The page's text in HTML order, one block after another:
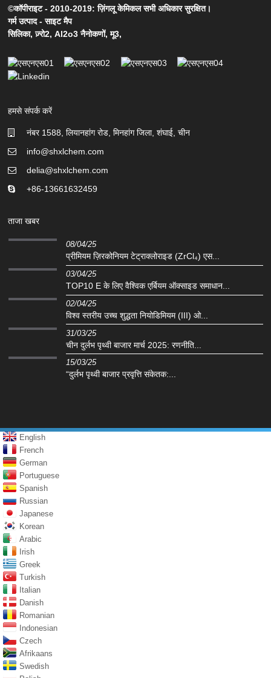
©कॉपीराइट - 2010-2019: ज़िंगलू केमिकल सभी अधिकार सुरक्षित।
गर्म उत्पाद-साइट मैप
सिलिका,ज़्रो2,Al2o3 नैनोकणों,मू3,
हमसे संपर्क करें
नंबर 1588, लियानहांग रोड, मिनहांग जिला, शंघाई, चीन
info@shxlchem.com
delia@shxlchem.com
+86-13661632459
ताजा खबर
08/04/25
प्रीमियम ज़िरकोनियम टेट्राक्लोराइड (ZrCl₄) एस...
03/04/25
TOP10 E के लिए वैश्विक एर्बियम ऑक्साइड समाधान...
02/04/25
विश्व स्तरीय उच्च शुद्धता नियोडिमियम (III) ओ...
31/03/25
चीन दुर्लभ पृथ्वी बाजार मार्च 2025: रणनीति...
15/03/25
“दुर्लभ पृथ्वी बाजार प्रवृत्ति संकेतक:...
English
French
German
Portuguese
Spanish
Russian
Japanese
Korean
Arabic
Irish
Greek
Turkish
Italian
Danish
Romanian
Indonesian
Czech
Afrikaans
Swedish